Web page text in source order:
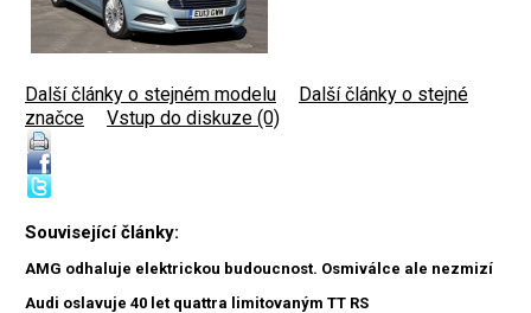
Další články o stejném modelu
Další články o stejné
značce
Vstup do diskuze (0)
Související články:
AMG odhaluje elektrickou budoucnost. Osmiválce ale nezmizí
Audi oslavuje 40 let quattra limitovaným TT RS